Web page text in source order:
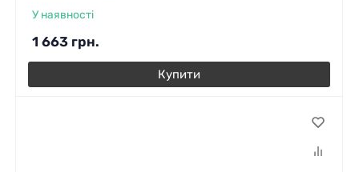
У наявності
1 663 грн.
Купити